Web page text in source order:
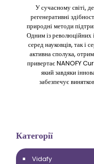
У сучасному світі,
регенеративні
природні методи
Одним із революційних
серед науковців, так і
активна сполука,
привертає NANOFY
який завдяки
забезпечує
Категорії
Vidafy